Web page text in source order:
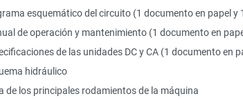
esquemático del circuito (1 documento en papel y
de operación y mantenimiento (1 documento en
de las unidades DC y CA (1 documento en
hidráulico
de los principales rodamientos de la máquina